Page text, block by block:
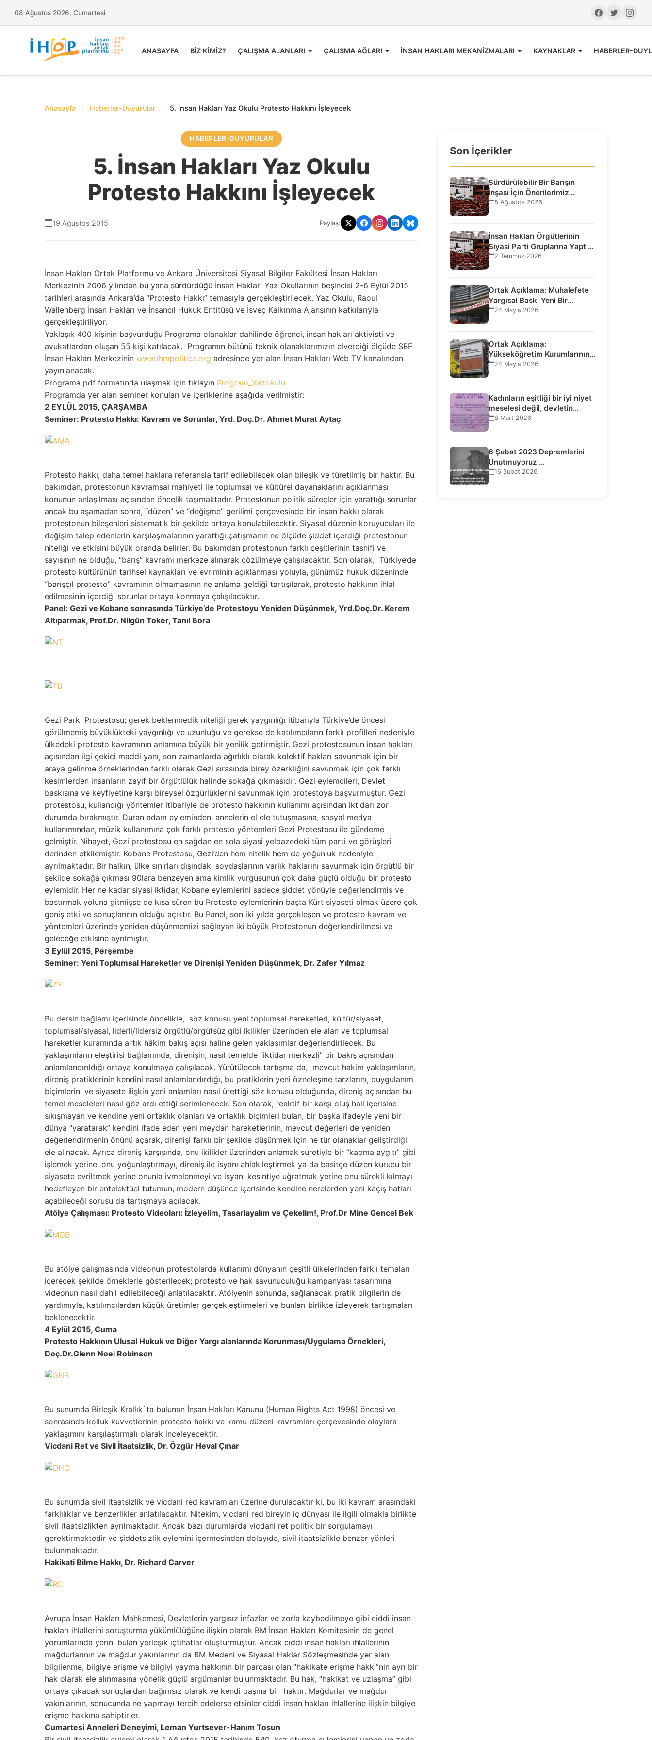
08 Ağustos 2026, Cumartesi
ANASAYFA BİZ KİMİZ? ÇALIŞMA ALANLARI ÇALIŞMA AĞLARI İNSAN HAKLARI MEKANİZMALARI KAYNAKLAR HABERLER-
Anasayfa › Haberler-Duyurular › 5. İnsan Hakları Yaz Okulu Protesto Hakkını İşleyecek
HABERLER-DUYURULAR
5. İnsan Hakları Yaz Okulu
Protesto Hakkını İşleyecek
19 Ağustos 2015 Paylaş:
İnsan Hakları Ortak Platformu ve Ankara Üniversitesi Siyasal Bilgiler Fakültesi İnsan Hakları
Merkezinin 2006 yılından bu yana sürdürdüğü İnsan Hakları Yaz Okullarının beşincisi 2-6 Eylül 2015
tarihleri arasında Ankara’da “Protesto Hakkı” temasıyla gerçekleştirilecek. Yaz Okulu, Raoul
Wallenberg İnsan Hakları ve İnsancıl Hukuk Entitüsü ve İsveç Kalkınma Ajansının katkılarıyla
gerçekleştiriliyor.
Yaklaşık 400 kişinin başvurduğu Programa olanaklar dahilinde öğrenci, insan hakları aktivisti ve
avukatlardan oluşan 55 kişi katılacak. Programın bütünü teknik olanaklarımızın elverdiği ölçüde SBF
İnsan Hakları Merkezinin www.ihmpolitics.org adresinde yer alan İnsan Hakları Web TV kanalından
yayınlanacak.
Programa pdf formatında ulaşmak için tıklayın Program_Yazokulu
Programda yer alan seminer konuları ve içeriklerine aşağıda verilmiştir:
2 EYLÜL 2015, ÇARŞAMBA
Seminer: Protesto Hakkı: Kavram ve Sorunlar, Yrd. Doç.Dr. Ahmet Murat Aytaç
Protesto hakkı, daha temel haklara referansla tarif edilebilecek olan bileşik ve türetilmiş bir haktır. Bu
bakımdan, protestonun kavramsal mahiyeti ile toplumsal ve kültürel dayanaklarını açıklanması
konunun anlaşılması açısından öncelik taşımaktadır. Protestonun politik süreçler için yarattığı sorunlar
ancak bu aşamadan sonra, “düzen” ve “değişme” gerilimi çerçevesinde bir insan hakkı olarak
protestonun bileşenleri sistematik bir şekilde ortaya konulabilecektir. Siyasal düzenin koruyucuları ile
değişim talep edenlerin karşılaşmalarının yarattığı çatışmanın ne ölçüde şiddet içerdiği protestonun
niteliği ve etkisini büyük oranda belirler. Bu bakımdan protestonun farklı çeşitlerinin tasnifi ve
sayısının ne olduğu, “barış” kavramı merkeze alınarak çözülmeye çalışılacaktır. Son olarak, Türkiye’de
protesto kültürünün tarihsel kaynakları ve evriminin açıklanması yoluyla, günümüz hukuk düzeninde
“barışçıl protesto” kavramının olmamasının ne anlama geldiği tartışılarak, protesto hakkının ihlal
edilmesinin içerdiği sorunlar ortaya konmaya çalışılacaktır.
Panel: Gezi ve Kobane sonrasında Türkiye’de Protestoyu Yeniden Düşünmek, Yrd.Doç.Dr. Kerem
Altıparmak, Prof.Dr. Nilgün Toker, Tanıl Bora
Gezi Parkı Protestosu; gerek beklenmedik niteliği gerek yaygınlığı itibarıyla Türkiye’de öncesi
görülmemiş büyüklükteki yaygınlığı ve uzunluğu ve gerekse de katılımcıların farklı profilleri nedeniyle
ülkedeki protesto kavramının anlamına büyük bir yenilik getirmiştir. Gezi protestosunun insan hakları
açısından ilgi çekici maddi yanı, son zamanlarda ağırlıklı olarak kolektif hakları savunmak için bir
araya gelinme örneklerinden farklı olarak Gezi sırasında birey özerkliğini savunmak için çok farklı
kesimlerden insanların zayıf bir örgütlülük halinde sokağa çıkmasıdır. Gezi eylemcileri, Devlet
baskısına ve keyfiyetine karşı bireysel özgürlüklerini savunmak için protestoya başvurmuştur. Gezi
protestosu, kullandığı yöntemler itibariyle de protesto hakkının kullanımı açısından iktidarı zor
durumda bırakmıştır. Duran adam eyleminden, annelerin el ele tutuşmasına, sosyal medya
kullanımından, müzik kullanımına çok farklı protesto yöntemleri Gezi Protestosu ile gündeme
gelmiştir. Nihayet, Gezi protestosu en sağdan en sola siyasi yelpazedeki tüm parti ve görüşleri
derinden etkilemiştir. Kobane Protestosu, Gezi’den hem nitelik hem de yoğunluk nedeniyle
ayrılmaktadır. Bir halkın, ülke sınırları dışındaki soydaşlarının varlık haklarını savunmak için örgütlü bir
şekilde sokağa çıkması 90lara benzeyen ama kimlik vurgusunun çok daha güçlü olduğu bir protesto
eylemidir. Her ne kadar siyasi iktidar, Kobane eylemlerini sadece şiddet yönüyle değerlendirmiş ve
bastırmak yoluna gitmişse de kısa süren bu Protesto eylemlerinin başta Kürt siyaseti olmak üzere çok
geniş etki ve sonuçlarının olduğu açıktır. Bu Panel, son iki yılda gerçekleşen ve protesto kavram ve
yöntemleri üzerinde yeniden düşünmemizi sağlayan iki büyük Protestonun değerlendirilmesi ve
geleceğe etkisine ayrılmıştır.
3 Eylül 2015, Perşembe
Seminer: Yeni Toplumsal Hareketler ve Direnişi Yeniden Düşünmek, Dr. Zafer Yılmaz
Bu dersin bağlamı içerisinde öncelikle, söz konusu yeni toplumsal hareketleri, kültür/siyaset,
toplumsal/siyasal, liderli/lidersiz örgütlü/örgütsüz gibi ikilikler üzerinden ele alan ve toplumsal
hareketler kuramında artık hâkim bakış açısı haline gelen yaklaşımlar değerlendirilecek. Bu
yaklaşımların eleştirisi bağlamında, direnişin, nasıl temelde “iktidar merkezli” bir bakış açısından
anlamlandırıldığı ortaya konulmaya çalışılacak. Yürütülecek tartışma da, mevcut hakim yaklaşımların,
direniş pratiklerinin kendini nasıl anlamlandırdığı, bu pratiklerin yeni özneleşme tarzlarını, duygulanım
biçimlerini ve siyasete ilişkin yeni anlamları nasıl ürettiği söz konusu olduğunda, direniş açısından bu
temel meseleleri nasıl göz ardı ettiği serimlenecek. Son olarak, reaktif bir karşı oluş hali içerisine
sıkışmayan ve kendine yeni ortaklık olanları ve ortaklık biçimleri bulan, bir başka ifadeyle yeni bir
dünya “yaratarak” kendini ifade eden yeni meydan hareketlerinin, mevcut değerleri de yeniden
değerlendirmenin önünü açarak, direnişi farklı bir şekilde düşünmek için ne tür olanaklar geliştirdiği
ele alınacak. Ayrıca direniş karşısında, onu ikilikler üzerinden anlamak suretiyle bir “kapma aygıtı” gibi
işlemek yerine, onu yoğunlaştırmayı, direniş ile isyanı ahlakileştirmek ya da basitçe düzen kurucu bir
siyasete evriltmek yerine onunla ivmelenmeyi ve isyanı kesintiye uğratmak yerine onu sürekli kılmayı
hedefleyen bir entelektüel tutumun, modern düşünce içerisinde kendine nerelerden yeni kaçış hatları
açabileceği sorusu da tartışmaya açılacak.
Atölye Çalışması: Protesto Videoları: İzleyelim, Tasarlayalım ve Çekelim!, Prof.Dr Mine Gencel Bek
Bu atölye çalışmasında videonun protestolarda kullanımı dünyanın çeşitli ülkelerinden farklı temaları
içerecek şekilde örneklerle gösterilecek; protesto ve hak savunuculuğu kampanyası tasarımına
videonun nasıl dahil edilebileceği anlatılacaktır. Atölyenin sonunda, sağlanacak pratik bilgilerin de
yardımıyla, katılımcılardan küçük üretimler gerçekleştirmeleri ve bunları birlikte izleyerek tartışmaları
beklenecektir.
4 Eylül 2015, Cuma
Protesto Hakkının Ulusal Hukuk ve Diğer Yargı alanlarında Korunması/Uygulama Örnekleri,
Doç.Dr.Glenn Noel Robinson
Bu sunumda Birleşik Krallık`ta bulunan İnsan Hakları Kanunu (Human Rights Act 1998) öncesi ve
sonrasında kolluk kuvvetlerinin protesto hakkı ve kamu düzeni kavramları çerçevesinde olaylara
yaklaşımını karşılaştırmalı olarak inceleyecektir.
Vicdani Ret ve Sivil İtaatsizlik, Dr. Özgür Heval Çınar
Bu sunumda sivil itaatsizlik ve vicdani red kavramları üzerine durulacaktır ki, bu iki kavram arasındaki
farklılıklar ve benzerlikler anlatılacaktır. Nitekim, vicdani red bireyin iç dünyası ile ilgili olmakla birlikte
sivil itaatsizlikten ayrılmaktadır. Ancak bazı durumlarda vicdani ret politik bir sorgulamayı
gerektirmektedir ve şiddetsizlik eylemini içermesinden dolayıda, sivil itaatsizlikle benzer yönleri
bulunmaktadır.
Hakikati Bilme Hakkı, Dr. Richard Carver
Avrupa İnsan Hakları Mahkemesi, Devletlerin yargısız infazlar ve zorla kaybedilmeye gibi ciddi insan
hakları ihlallerini soruşturma yükümlülüğüne ilişkin olarak BM İnsan Hakları Komitesinin de genel
yorumlarında yerini bulan yerleşik içtihatlar oluşturmuştur. Ancak ciddi insan hakları ihlallerinin
mağdurlarının ve mağdur yakınlarının da BM Medeni ve Siyasal Haklar Sözleşmesinde yer alan
bilgilenme, bilgiye erişme ve bilgiyi yayma hakkının bir parçası olan “hakikate erişme hakkı”nin ayrı bir
hak olarak ele alınmasına yönelik güçlü argümanlar bulunmaktadır. Bu hak, “hakikat ve uzlaşma” gibi
ortaya çıkacak sonuçlardan bağımsız olarak ve kendi başına bir haktır. Mağdurlar ve mağdur
yakınlarının, sonucunda ne yapmayı tercih edelerse etsinler ciddi insan hakları ihlallerine ilişkin bilgiye
erişme hakkına sahiptirler.
Cumartesi Anneleri Deneyimi, Leman Yurtsever-Hanım Tosun
Son İçerikler
Sürdürülebilir Bir Barışın
İnşası İçin Önerilerimiz…
8 Ağustos 2026
İnsan Hakları Örgütlerinin
Siyasi Parti Gruplarına Yaptığı
Ziyaretlere İlişkin
2 Temmuz 2026
Ortak Açıklama: Muhalefete
Yargısal Baskı Yeni Bir
Aşamaya Geçti: Seçilmiş…
24 Mayıs 2026
Ortak Açıklama:
Yükseköğretim Kurumlarının
Toplumsal İşlevi Kurucularının
24 Mayıs 2026
Kadınların eşitliği bir iyi niyet
meselesi değil, devletin
uluslararası insan…
8 Mart 2026
6 Şubat 2023 Depremlerini
Unutmuyoruz,
Vazgeçmiyoruz, Hesap
16 Şubat 2026